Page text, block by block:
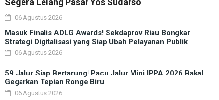
Segera Lelang Pasar Yos Sudarso
06 Agustus 2026
Masuk Finalis ADLG Awards! Sekdaprov Riau Bongkar
Strategi Digitalisasi yang Siap Ubah Pelayanan Publik
06 Agustus 2026
59 Jalur Siap Bertarung! Pacu Jalur Mini IPPA 2026 Bakal
Gegarkan Tepian Ronge Biru
06 Agustus 2026